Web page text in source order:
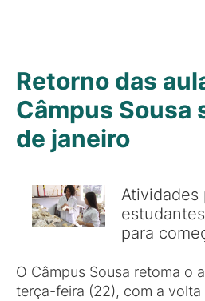
Retorno das
Câmpus Sousa
de janeiro
Atividades
para
O Câmpus Sousa retoma o
terça-feira (22), com a volta